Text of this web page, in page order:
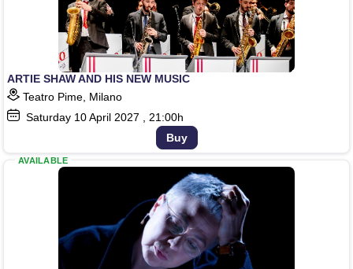
ARTIE SHAW AND HIS NEW MUSIC
Teatro Pime, Milano
Saturday 10April 2027 , 21:00h
Buy
AVAILABLE